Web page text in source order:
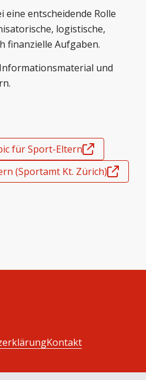
eine entscheidende Rolle
logistische,
finanzielle Aufgaben.
und
für Sport-Eltern
(Sportamt Kt. Zürich)
Kontakt